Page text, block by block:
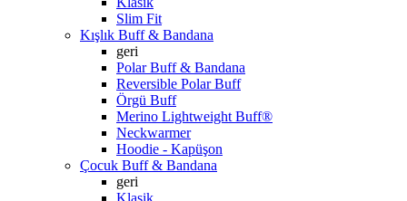
Slim Fit
Kışlık Buff & Bandana
geri
Polar Buff & Bandana
Reversible Polar Buff
Örgü Buff
Merino Lightweight Buff®
Neckwarmer
Hoodie - Kapüşon
Çocuk Buff & Bandana
geri
Klasik